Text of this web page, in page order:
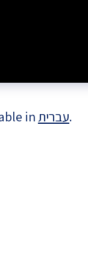
inעברית.